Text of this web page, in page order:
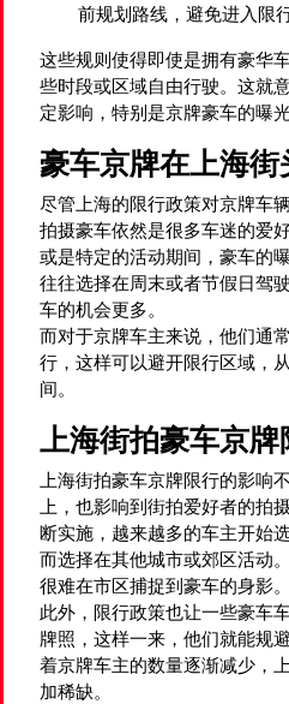
前规划路线，避免进入限
这些规则使得即使是拥有豪华
些时段或区域自由行驶。这就
定影响，特别是京牌豪车的曝光
豪车京牌在上海
尽管上海的限行政策对京牌车
拍摄豪车依然是很多车迷的爱
或是特定的活动期间，豪车的
往往选择在周末或者节假日驾
车的机会更多。
而对于京牌车主来说，他们通
行，这样可以避开限行区域，
间。
上海街拍豪车京牌
上海街拍豪车京牌限行的影响
上，也影响到街拍爱好者的拍
断实施，越来越多的车主开始
而选择在其他城市或郊区活动
很难在市区捕捉到豪车的身影。
此外，限行政策也让一些豪车
牌照，这样一来，他们就能规
着京牌车主的数量逐渐减少，
加稀缺。